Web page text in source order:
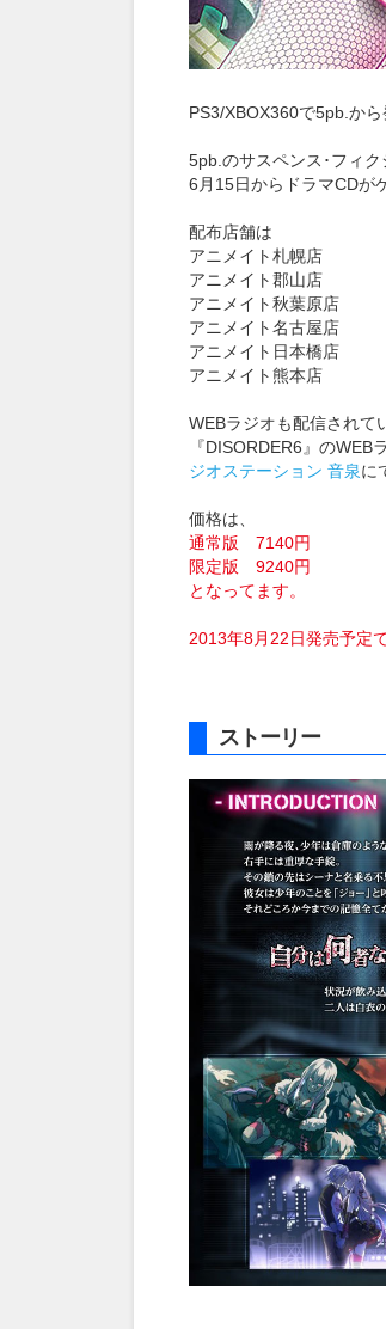
PS3/XBOX360で5pb.か
5pb.のサスペンス･フィク
6月15日からドラマCDが
配布店舗は
アニメイト札幌店
アニメイト郡山店
アニメイト秋葉原店
アニメイト名古屋店
アニメイト日本橋店
アニメイト熊本店
WEBラジオも配信されて
『DISORDER6』の
ジオステーション 音泉に
価格は、
通常版 7140円
限定版 9240円
となってます。
2013年8月22日発売予定
ストーリー